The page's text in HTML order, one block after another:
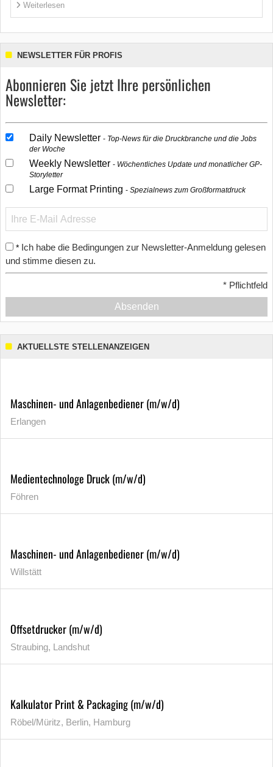
Weiterlesen
NEWSLETTER FÜR PROFIS
Abonnieren Sie jetzt Ihre persönlichen
Newsletter:
Daily Newsletter
Top-News für die Druckbranche und die Jobs
der Woche
Weekly Newsletter
Wöchentliches Update und monatlicher GP-
Storyletter
Large Format Printing Spezialnews zum Großformatdruck
* Ich habe die Bedingungen zur Newsletter-Anmeldung gelesen
und stimme diesen zu.
* Pflichtfeld
Absenden
AKTUELLSTE STELLENANZEIGEN
Maschinen- und Anlagenbediener (m/w/d)
Erlangen
Medientechnologe Druck (m/w/d)
Föhren
Maschinen- und Anlagenbediener (m/w/d)
Willstätt
Offsetdrucker (m/w/d)
Straubing, Landshut
Kalkulator Print & Packaging (m/w/d)
Röbel/Müritz, Berlin, Hamburg